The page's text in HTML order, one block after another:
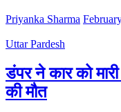
Priyanka Sharma
Uttar Pardesh
डंपर ने कार को
की मौत